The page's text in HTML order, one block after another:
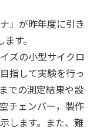
」が昨年度に引き
す。
ズの小型サイクロ
指して実験を行っ
での測定結果や設
チェンバー，製作
します。また、難